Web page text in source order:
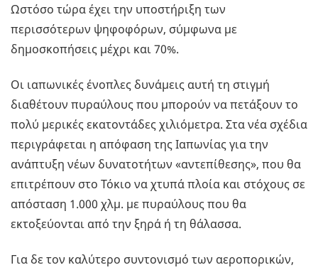
Ωστόσο τώρα έχει την υποστήριξη των
περισσότερων ψηφοφόρων, σύμφωνα με
δημοσκοπήσεις μέχρι και 70%.
Οι ιαπωνικές ένοπλες δυνάμεις αυτή τη στιγμή
διαθέτουν πυραύλους που μπορούν να πετάξουν το
πολύ μερικές εκατοντάδες χιλιόμετρα. Στα νέα σχέδια
περιγράφεται η απόφαση της Ιαπωνίας για την
ανάπτυξη νέων δυνατοτήτων «αντεπίθεσης», που θα
επιτρέπουν στο Τόκιο να χτυπά πλοία και στόχους σε
απόσταση 1.000 χλμ. με πυραύλους που θα
εκτοξεύονται από την ξηρά ή τη θάλασσα.
Για δε τον καλύτερο συντονισμό των αεροπορικών,